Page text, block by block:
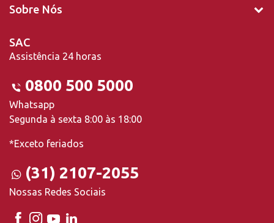
Sobre Nós
SAC
Assistência 24 horas
0800 500 5000
Whatsapp
Segunda à sexta 8:00 às 18:00
*Exceto feriados
(31) 2107-2055
Nossas Redes Sociais